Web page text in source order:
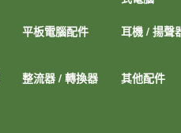
平板電腦配件 耳機 / 揚聲
整流器 / 轉換器 其他配件